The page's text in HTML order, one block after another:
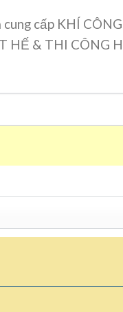
cấp KHÍ
HẾ & THI CÔNG